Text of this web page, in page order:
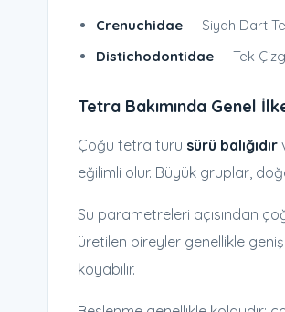
Crenuchidae — Siyah Dart
Distichodontidae — Tek
Tetra Bakımında Genel
Çoğu tetra türü sürü balığıdır
eğilimli olur. Büyük gruplar,
Su parametreleri açısından
üretilen bireyler genellikle
koyabilir.